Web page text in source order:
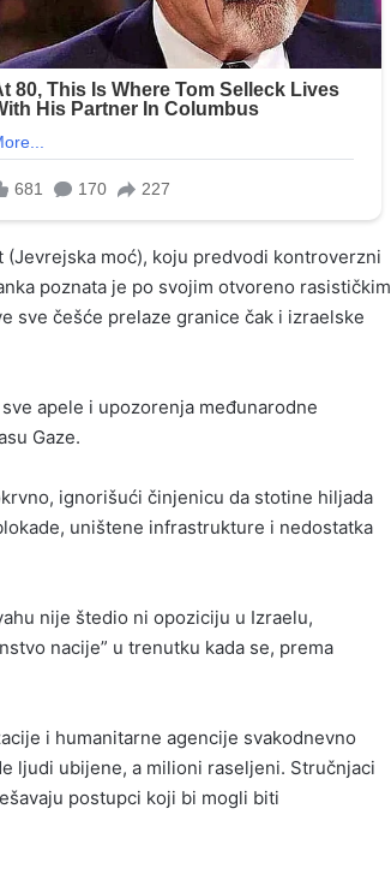
moć), koju predvodi kontroverzni
poznata je po svojim otvoreno rasističkim
sve češće prelaze granice čak i izraelske
apele i upozorenja međunarodne
Gaze.
ignorišući činjenicu da stotine hiljada
uništene infrastrukture i nedostatka
nije štedio ni opoziciju u Izraelu,
nacije” u trenutku kada se, prema
i humanitarne agencije svakodnevno
ljudi ubijene, a milioni raseljeni. Stručnjaci
postupci koji bi mogli biti